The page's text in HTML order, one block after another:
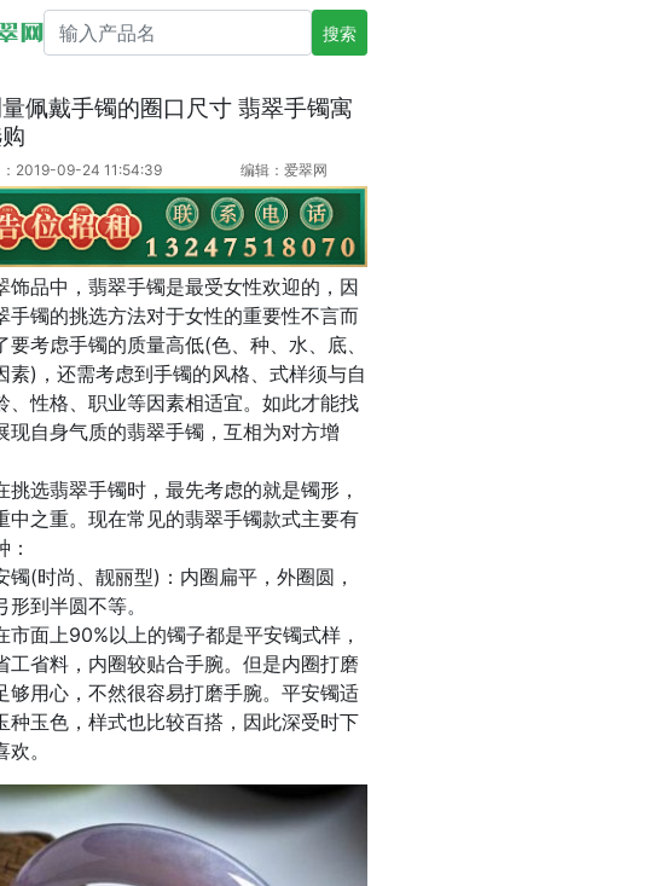
搜索产品名
佩戴手镯的圈口尺寸 翡翠手镯寓
2019-09-24 11:54:39 编辑：爱翠网
饰品中，翡翠手镯是最受女性欢迎的，因
手镯的挑选方法对于女性的重要性不言而
要考虑手镯的质量高低(色、种、水、底、
素)，还需考虑到手镯的风格、式样须与自
、性格、职业等因素相适宜。如此才能找
现自身气质的翡翠手镯，互相为对方增
选翡翠手镯时，最先考虑的就是镯形，
中之重。现在常见的翡翠手镯款式主要有
：
(时尚、靓丽型)：内圈扁平，外圈圆，
形到半圆不等。
面上90%以上的镯子都是平安镯式样，
工省料，内圈较贴合手腕。但是内圈打磨
够用心，不然很容易打磨手腕。平安镯适
种玉色，样式也比较百搭，因此深受时下
。